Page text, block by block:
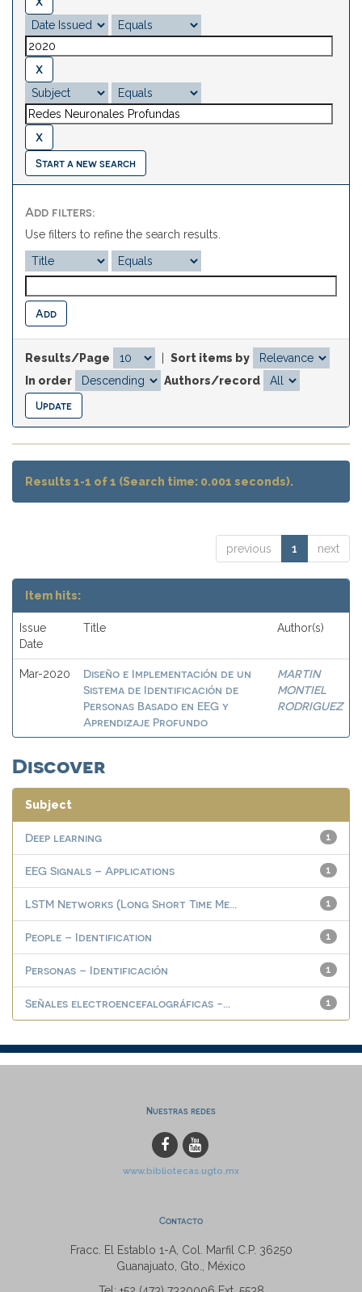
Start a new search
Add filters:
Use filters to refine the search results.
Results/Page
Sort items by
In order
Authors/record
Results 1-1 of 1 (Search time: 0.001 seconds).
previous 1 next
Item hits:
Issue
Date
Title Author(s)
Mar-2020
Diseño e Implementación de un
Sistema de Identificación de
Personas Basado en EEG y
Aprendizaje Profundo
MARTIN
MONTIEL
RODRIGUEZ
Discover
Subject
1
Deep learning
1
EEG Signals – Applications
1
LSTM Networks (Long Short Time Me...
1
People – Identification
1
Personas – Identificación
1
Señales electroencefalográficas -...
Nuestras redes
www.bibliotecas.ugto.mx
Contacto
Fracc. El Establo 1-A, Col. Marfil C.P. 36250
Guanajuato, Gto., México